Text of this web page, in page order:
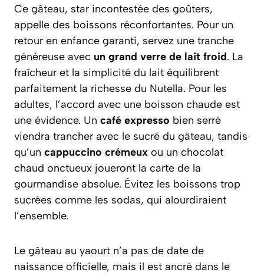
Ce gâteau, star incontestée des goûters,
appelle des boissons réconfortantes. Pour un
retour en enfance garanti, servez une tranche
généreuse avec un grand verre de lait froid. La
fraîcheur et la simplicité du lait équilibrent
parfaitement la richesse du Nutella. Pour les
adultes, l’accord avec une boisson chaude est
une évidence. Un café expresso bien serré
viendra trancher avec le sucré du gâteau, tandis
qu’un cappuccino crémeux ou un chocolat
chaud onctueux joueront la carte de la
gourmandise absolue. Évitez les boissons trop
sucrées comme les sodas, qui alourdiraient
l’ensemble.
Le gâteau au yaourt n’a pas de date de
naissance officielle, mais il est ancré dans le